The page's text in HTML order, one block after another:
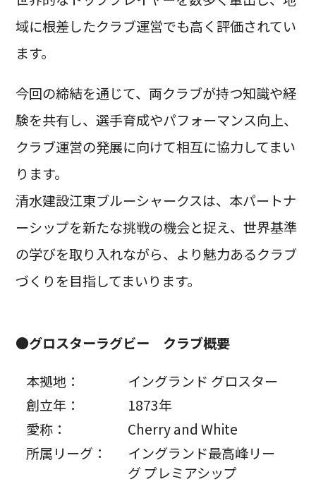
域に根差したクラブ運営でも高く評価されてい
ます。
今回の締結を通じて、両クラブが持つ知識や経
験を共有し、選手育成やパフォーマンス向上、
クラブ運営の発展に向けて相互に協力してまい
ります。
清水建設江東ブルーシャークスは、本パートナ
ーシップを新たな挑戦の機会と捉え、世界基準
の学びを取り入れながら、より魅力あるクラブ
づくりを目指してまいります。
●グロスターラグビー クラブ概要
本拠地：
イングランド グロスター
創立年：
1873年
愛称：
Cherry and White
所属リーグ：
イングランド最高峰リー
グ プレミアシップ